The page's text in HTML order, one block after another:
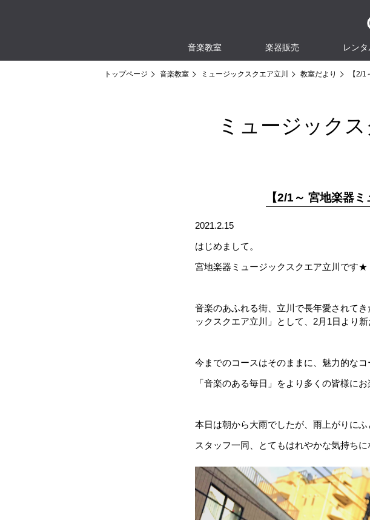
音楽教室 楽器販売 レン
トップページ 音楽教室 ミュージックスクエア立川 教室だより 【2/
ミュージック
【2/1～ 宮地楽器
2021.2.15
はじめまして。
宮地楽器ミュージックスクエア立川です★
音楽のあふれる街、立川で長年愛されて
ックスクエア立川」として、2月1日より
今までのコースはそのままに、魅力的な
「音楽のある毎日」をより多くの皆様に
本日は朝から大雨でしたが、雨上がりに
スタッフ一同、とてもはれやかな気持ちに